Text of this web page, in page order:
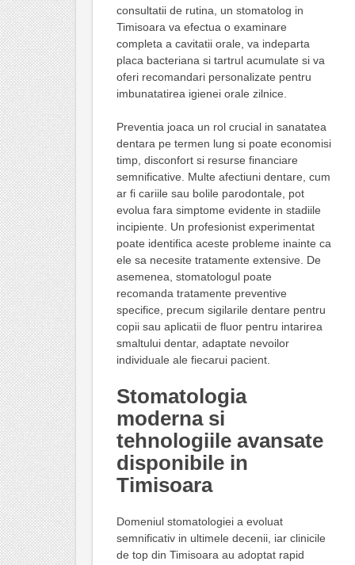
consultatii de rutina, un stomatolog in
Timisoara va efectua o examinare
completa a cavitatii orale, va indeparta
placa bacteriana si tartrul acumulate si va
oferi recomandari personalizate pentru
imbunatatirea igienei orale zilnice.
Preventia joaca un rol crucial in sanatatea
dentara pe termen lung si poate economisi
timp, disconfort si resurse financiare
semnificative. Multe afectiuni dentare, cum
ar fi cariile sau bolile parodontale, pot
evolua fara simptome evidente in stadiile
incipiente. Un profesionist experimentat
poate identifica aceste probleme inainte ca
ele sa necesite tratamente extensive. De
asemenea, stomatologul poate
recomanda tratamente preventive
specifice, precum sigilarile dentare pentru
copii sau aplicatii de fluor pentru intarirea
smaltului dentar, adaptate nevoilor
individuale ale fiecarui pacient.
Stomatologia
moderna si
tehnologiile avansate
disponibile in
Timisoara
Domeniul stomatologiei a evoluat
semnificativ in ultimele decenii, iar clinicile
de top din Timisoara au adoptat rapid